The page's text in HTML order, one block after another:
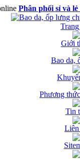
Phân phối sỉ và
Giới
Bao da,
Phương
Tin
Liên